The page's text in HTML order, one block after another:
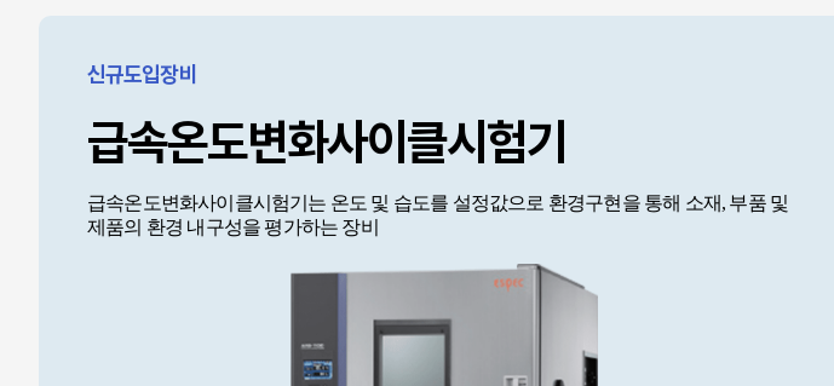
신규도입장비
급속온도변화사이클시험기
급속온도변화사이클시험기는 온도 및 습도를 설정값으로 환경구현을 통해 소재, 부품 및
제품의 환경 내구성을 평가하는 장비